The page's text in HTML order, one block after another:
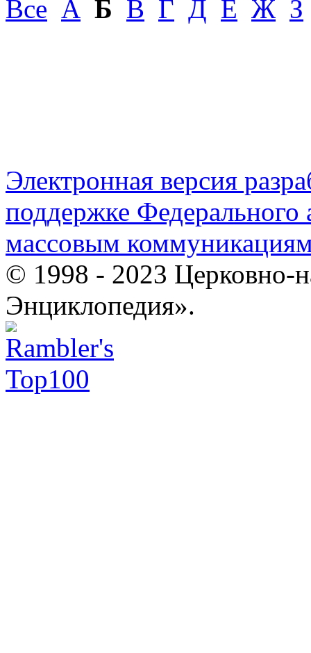
Все А Б В Г Д Е Ж З
Электронная версия
поддержке Федерального
массовым
© 1998 - 2023 Церковно-
Энциклопедия».